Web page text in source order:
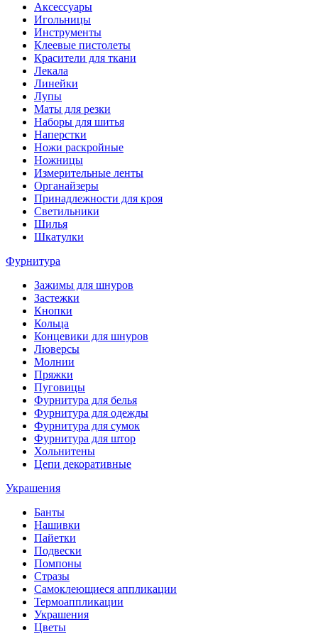
Аксессуары
Игольницы
Инструменты
Клеевые пистолеты
Красители для ткани
Лекала
Линейки
Лупы
Маты для резки
Наборы для шитья
Наперстки
Ножи раскройные
Ножницы
Измерительные ленты
Органайзеры
Принадлежности для кроя
Светильники
Шилья
Шкатулки
Фурнитура
Зажимы для шнуров
Застежки
Кнопки
Кольца
Концевики для шнуров
Люверсы
Молнии
Пряжки
Пуговицы
Фурнитура для белья
Фурнитура для одежды
Фурнитура для сумок
Фурнитура для штор
Хольнитены
Цепи декоративные
Украшения
Банты
Нашивки
Пайетки
Подвески
Помпоны
Стразы
Самоклеющиеся аппликации
Термоаппликации
Украшения
Цветы